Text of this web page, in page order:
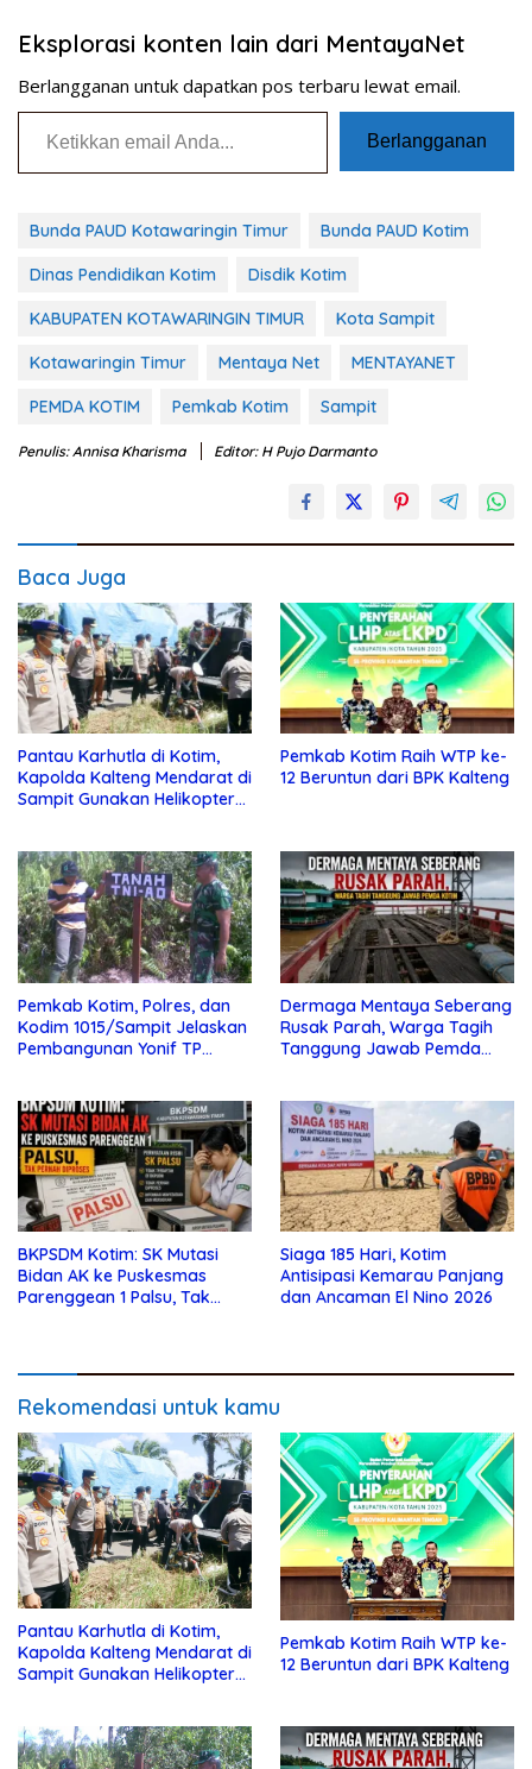
Eksplorasi konten lain dari MentayaNet
Berlangganan untuk dapatkan pos terbaru lewat email.
Ketikkan email Anda...
Berlangganan
Bunda PAUD Kotawaringin Timur Bunda PAUD Kotim
Dinas Pendidikan Kotim Disdik Kotim
KABUPATEN KOTAWARINGIN TIMUR Kota Sampit
Kotawaringin Timur Mentaya Net MENTAYANET
PEMDA KOTIM Pemkab Kotim Sampit
Penulis: Annisa Kharisma Editor: H Pujo Darmanto
Baca Juga
Pantau Karhutla di Kotim,
Kapolda Kalteng Mendarat di
Sampit Gunakan Helikopter
Pemkab Kotim Raih WTP ke-
12 Beruntun dari BPK Kalteng
Pemkab Kotim, Polres, dan
Kodim 1015/Sampit Jelaskan
Pembangunan Yonif TP
Dermaga Mentaya Seberang
Rusak Parah, Warga Tagih
Tanggung Jawab Pemda
BKPSDM Kotim: SK Mutasi
Bidan AK ke Puskesmas
Parenggean 1 Palsu, Tak
Siaga 185 Hari, Kotim
Antisipasi Kemarau Panjang
dan Ancaman El Nino 2026
Rekomendasi untuk kamu
Pantau Karhutla di Kotim,
Kapolda Kalteng Mendarat di
Sampit Gunakan Helikopter
Pemkab Kotim Raih WTP ke-
12 Beruntun dari BPK Kalteng